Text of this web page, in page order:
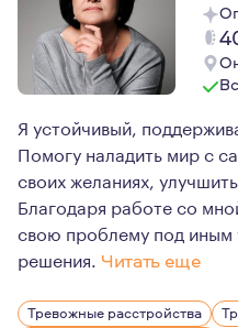
Я устойчивый,
Помогу наладить мир с
своих желаниях,
Благодаря работе со
свою проблему под иным
решения. Читать еще
Я в браке 25 лет, имею
Тревожные расстройства